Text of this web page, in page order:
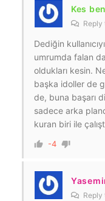
Kes
Reply
Dediğin
umrumda falan
oldukları kesin.
başka idoller de
de, buna başarı
sadece arka
kuran biri ile
-4
Reply